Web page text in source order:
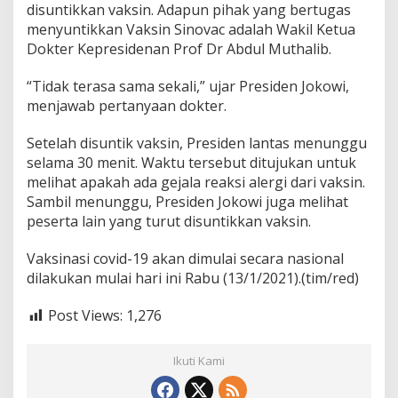
disuntikkan vaksin. Adapun pihak yang bertugas
menyuntikkan Vaksin Sinovac adalah Wakil Ketua
Dokter Kepresidenan Prof Dr Abdul Muthalib.
“Tidak terasa sama sekali,” ujar Presiden Jokowi,
menjawab pertanyaan dokter.
Setelah disuntik vaksin, Presiden lantas menunggu
selama 30 menit. Waktu tersebut ditujukan untuk
melihat apakah ada gejala reaksi alergi dari vaksin.
Sambil menunggu, Presiden Jokowi juga melihat
peserta lain yang turut disuntikkan vaksin.
Vaksinasi covid-19 akan dimulai secara nasional
dilakukan mulai hari ini Rabu (13/1/2021).(tim/red)
Post Views: 1,276
Ikuti Kami